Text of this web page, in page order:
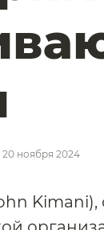
20 ноября 2024
Kimani),